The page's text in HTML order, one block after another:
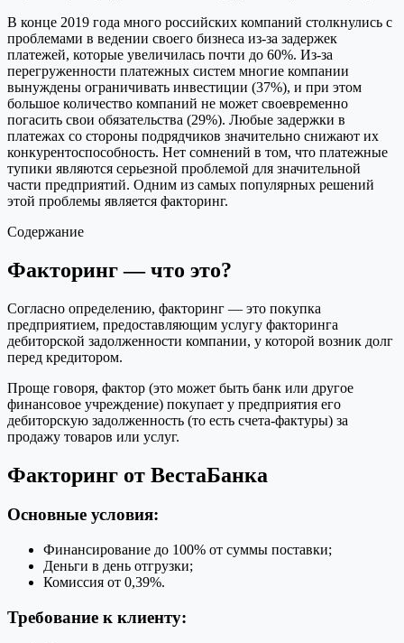
В конце 2019 года много российских компаний столкнулись с
проблемами в ведении своего бизнеса из-за задержек
платежей, которые увеличилась почти до 60%. Из-за
перегруженности платежных систем многие компании
вынуждены ограничивать инвестиции (37%), и при этом
большое количество компаний не может своевременно
погасить свои обязательства (29%). Любые задержки в
платежах со стороны подрядчиков значительно снижают их
конкурентоспособность. Нет сомнений в том, что платежные
тупики являются серьезной проблемой для значительной
части предприятий. Одним из самых популярных решений
этой проблемы является факторинг.
Содержание
Факторинг — что это?
Согласно определению, факторинг — это покупка
предприятием, предоставляющим услугу факторинга
дебиторской задолженности компании, у которой возник долг
перед кредитором.
Проще говоря, фактор (это может быть банк или другое
финансовое учреждение) покупает у предприятия его
дебиторскую задолженность (то есть счета-фактуры) за
продажу товаров или услуг.
Факторинг от ВестаБанка
Основные условия:
Финансирование до 100% от суммы поставки;
Деньги в день отгрузки;
Комиссия от 0,39%.
Требование к клиенту: